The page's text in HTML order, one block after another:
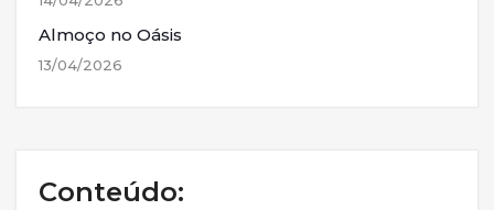
Almoço no Oásis
13/04/2026
Conteúdo: